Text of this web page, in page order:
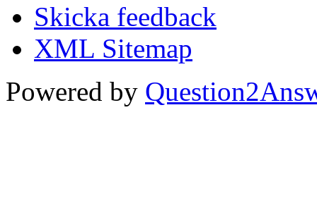
Skicka feedback
XML Sitemap
Powered by